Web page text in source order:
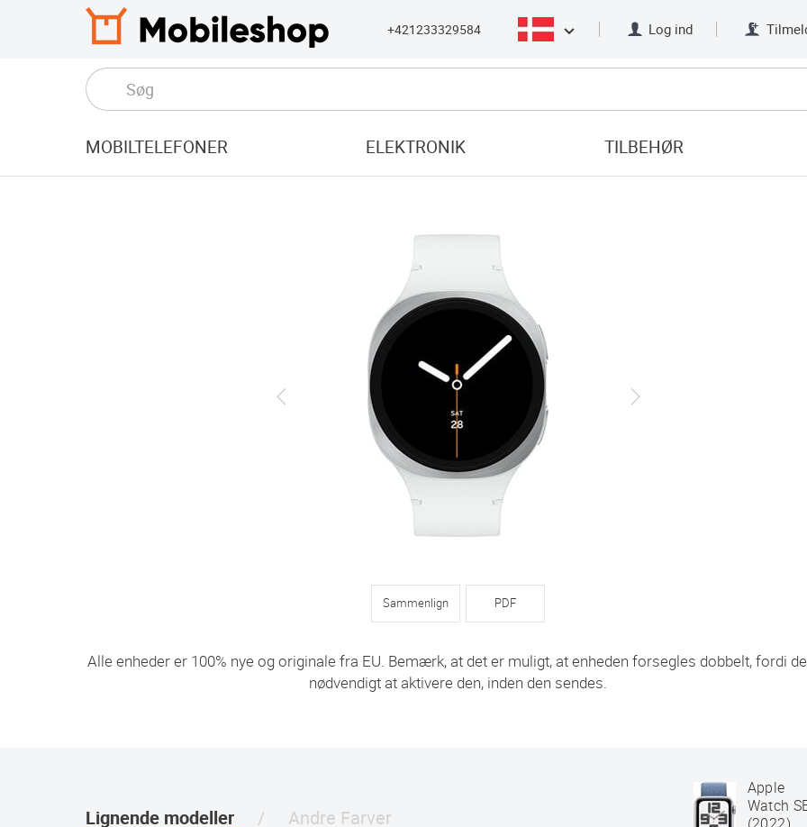
+421233329584 Log ind
MOBILTELEFONER ELEKTRONIK TILBEHØR
Sammenlign PDF
Alle enheder er 100% nye og originale fra EU. Bemærk, at det er muligt, at enheden forsegles dobbelt, fordi
nødvendigt at aktivere den, inden den sendes.
Lignende modeller Andre Farver
Apple
Watch
(2022)